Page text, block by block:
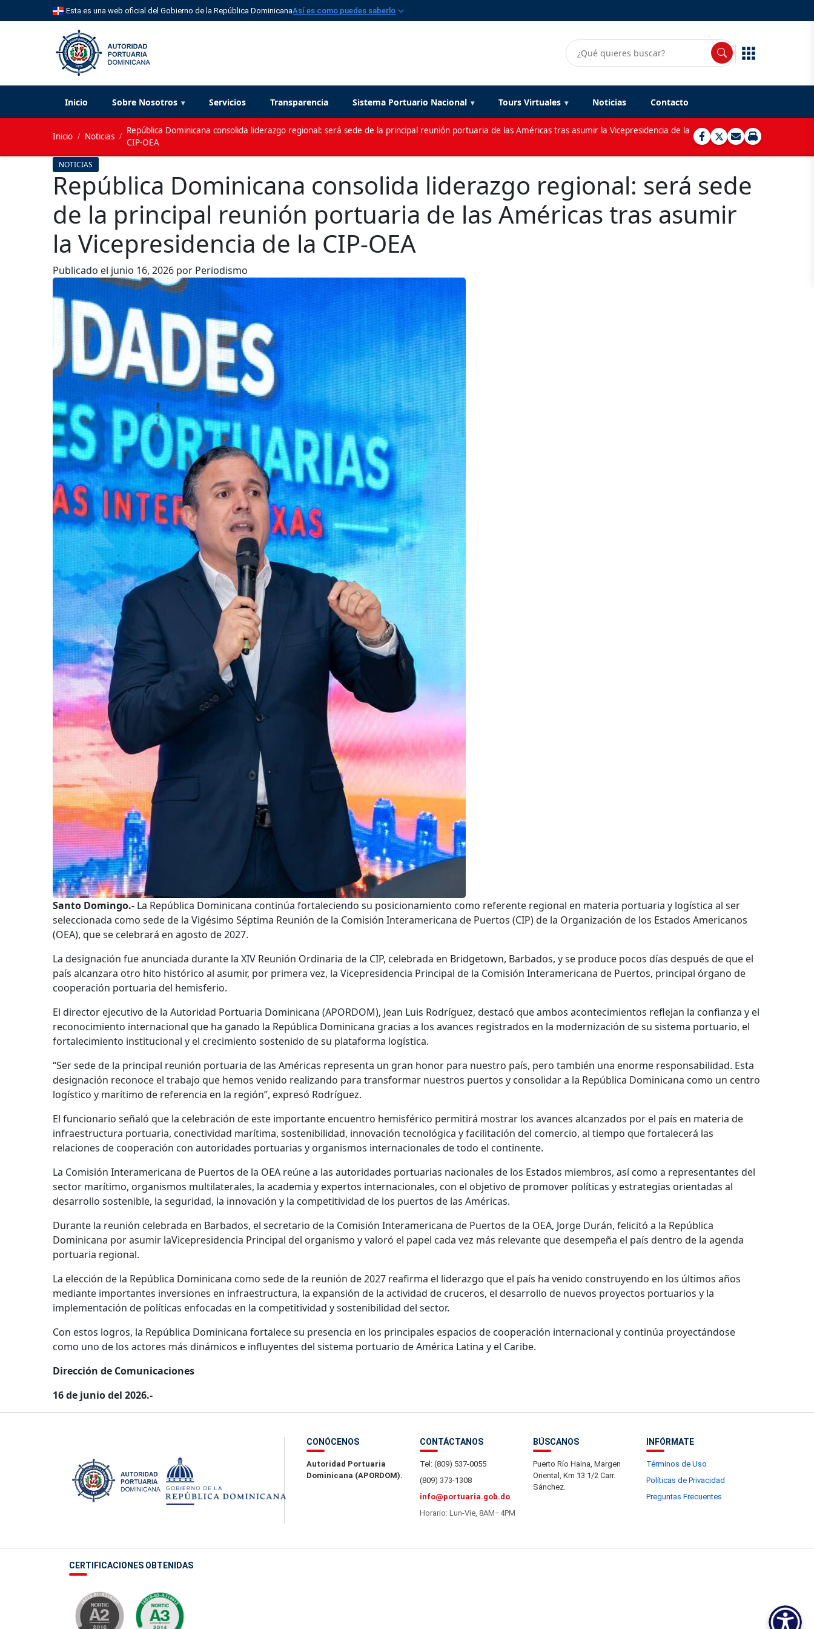
Esta es una web oficial del Gobierno de la República DominicanaAsí es como puedes saberlo
Inicio Sobre Nosotros Servicios Transparencia Sistema Portuario Nacional Tours Virtuales Noticias Contacto
Inicio / Noticias /
República Dominicana consolida liderazgo regional: será sede de la principal reunión portuaria de las Américas tras asumir la Vicepresidencia de la
CIP-OEA
NOTICIAS
República Dominicana consolida liderazgo regional: será sede
de la principal reunión portuaria de las Américas tras asumir
la Vicepresidencia de la CIP-OEA
Publicado el junio 16, 2026 por Periodismo
Santo Domingo.- La República Dominicana continúa fortaleciendo su posicionamiento como referente regional en materia portuaria y logística al ser
seleccionada como sede de la Vigésimo Séptima Reunión de la Comisión Interamericana de Puertos (CIP) de la Organización de los Estados Americanos
(OEA), que se celebrará en agosto de 2027.
La designación fue anunciada durante la XIV Reunión Ordinaria de la CIP, celebrada en Bridgetown, Barbados, y se produce pocos días después de que el
país alcanzara otro hito histórico al asumir, por primera vez, la Vicepresidencia Principal de la Comisión Interamericana de Puertos, principal órgano de
cooperación portuaria del hemisferio.
El director ejecutivo de la Autoridad Portuaria Dominicana (APORDOM), Jean Luis Rodríguez, destacó que ambos acontecimientos reflejan la confianza y el
reconocimiento internacional que ha ganado la República Dominicana gracias a los avances registrados en la modernización de su sistema portuario, el
fortalecimiento institucional y el crecimiento sostenido de su plataforma logística.
“Ser sede de la principal reunión portuaria de las Américas representa un gran honor para nuestro país, pero también una enorme responsabilidad. Esta
designación reconoce el trabajo que hemos venido realizando para transformar nuestros puertos y consolidar a la República Dominicana como un centro
logístico y marítimo de referencia en la región”, expresó Rodríguez.
El funcionario señaló que la celebración de este importante encuentro hemisférico permitirá mostrar los avances alcanzados por el país en materia de
infraestructura portuaria, conectividad marítima, sostenibilidad, innovación tecnológica y facilitación del comercio, al tiempo que fortalecerá las
relaciones de cooperación con autoridades portuarias y organismos internacionales de todo el continente.
La Comisión Interamericana de Puertos de la OEA reúne a las autoridades portuarias nacionales de los Estados miembros, así como a representantes del
sector marítimo, organismos multilaterales, la academia y expertos internacionales, con el objetivo de promover políticas y estrategias orientadas al
desarrollo sostenible, la seguridad, la innovación y la competitividad de los puertos de las Américas.
Durante la reunión celebrada en Barbados, el secretario de la Comisión Interamericana de Puertos de la OEA, Jorge Durán, felicitó a la República
Dominicana por asumir laVicepresidencia Principal del organismo y valoró el papel cada vez más relevante que desempeña el país dentro de la agenda
portuaria regional.
La elección de la República Dominicana como sede de la reunión de 2027 reafirma el liderazgo que el país ha venido construyendo en los últimos años
mediante importantes inversiones en infraestructura, la expansión de la actividad de cruceros, el desarrollo de nuevos proyectos portuarios y la
implementación de políticas enfocadas en la competitividad y sostenibilidad del sector.
Con estos logros, la República Dominicana fortalece su presencia en los principales espacios de cooperación internacional y continúa proyectándose
como uno de los actores más dinámicos e influyentes del sistema portuario de América Latina y el Caribe.
Dirección de Comunicaciones
16 de junio del 2026.-
CONÓCENOS
Autoridad Portuaria
Dominicana (APORDOM).
CONTÁCTANOS
Tel: (809) 537-0055
(809) 373-1308
info@portuaria.gob.do
Horario: Lun-Vie, 8AM–4PM
BÚSCANOS
Puerto Río Haina, Margen
Oriental, Km 13 1/2 Carr.
Sánchez.
INFÓRMATE
Términos de Uso
Políticas de Privacidad
Preguntas Frecuentes
CERTIFICACIONES OBTENIDAS